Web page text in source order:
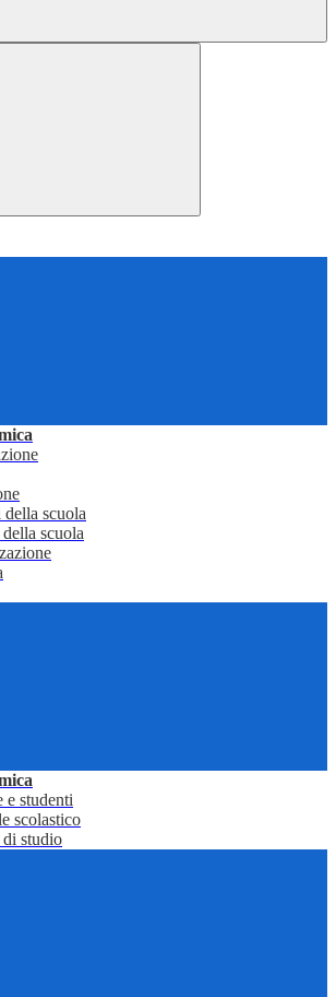
scuola
scuola
e studenti
scolastico
di studio